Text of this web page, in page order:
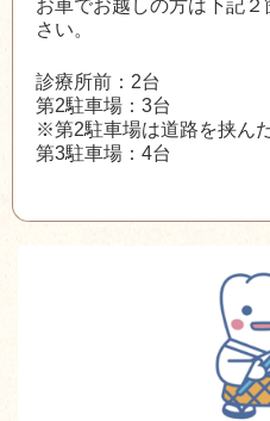
お車でお越しの方は下記
さい。
診療所前：2台
第2駐車場：3台
※第2駐車場は道路を挟ん
第3駐車場：4台